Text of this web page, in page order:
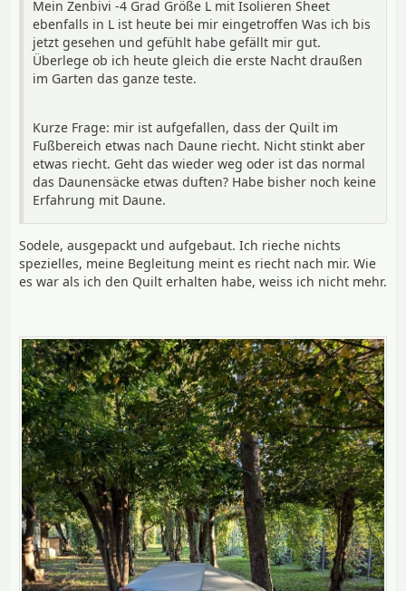
Mein Zenbivi -4 Grad Größe L mit Isolieren Sheet
ebenfalls in L ist heute bei mir eingetroffen Was ich bis
jetzt gesehen und gefühlt habe gefällt mir gut.
Überlege ob ich heute gleich die erste Nacht draußen
im Garten das ganze teste.
Kurze Frage: mir ist aufgefallen, dass der Quilt im
Fußbereich etwas nach Daune riecht. Nicht stinkt aber
etwas riecht. Geht das wieder weg oder ist das normal
das Daunensäcke etwas duften? Habe bisher noch keine
Erfahrung mit Daune.
Sodele, ausgepackt und aufgebaut. Ich rieche nichts
spezielles, meine Begleitung meint es riecht nach mir. Wie
es war als ich den Quilt erhalten habe, weiss ich nicht mehr.